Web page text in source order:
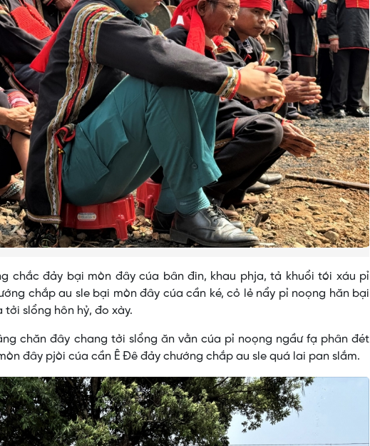
chắc đảy bại mòn đây cúa bân đin, khau phja, tả khuổi tói xáu pỉ
chắp au sle bại mòn đây cúa cần ké, cỏ lẻ nẩy pỉ noọng hăn bại
slổng hôn hỷ, đo xày.
chăn đây chang tởi slổng ăn vằn cúa pỉ noọng ngầư fạ phân đét
đây pjòi cúa cần Ê Đê đảy chướng chắp au sle quá lai pan slắm.